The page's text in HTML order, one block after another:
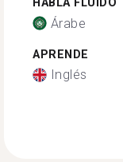
HABLA FLUIDO
Árabe
APRENDE
Inglés